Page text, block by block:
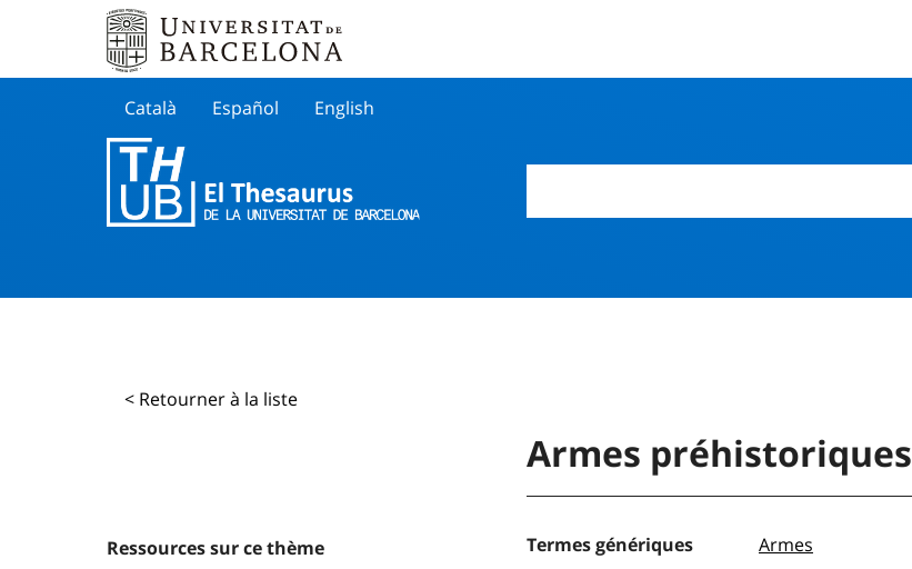
Català Español English
< Retourner à la liste
Ressources sur ce thème
Armes préhistoriques
Termes génériques
Armes